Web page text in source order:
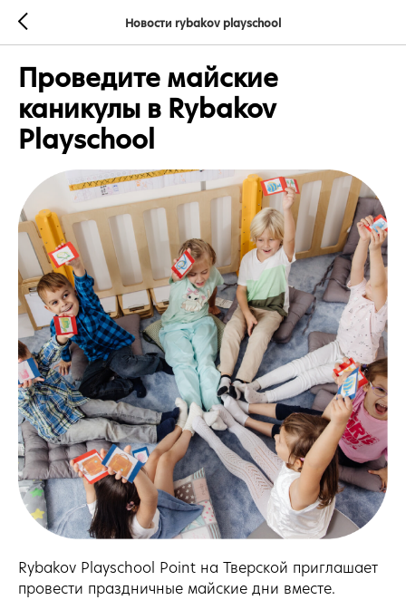
Новости rybakov playschool
Проведите майские
каникулы в Rybakov
Playschool
Rybakov Playschool Point на Тверской приглашает
провести праздничные майские дни вместе.